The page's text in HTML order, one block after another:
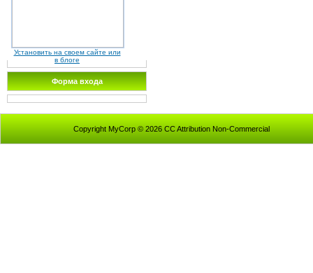
Установить на своем сайте или
в блоге
Форма входа
Copyright MyCorp © 2026 CC Attribution Non-Commercial